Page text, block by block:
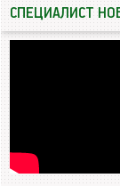
СПЕЦИАЛИСТ